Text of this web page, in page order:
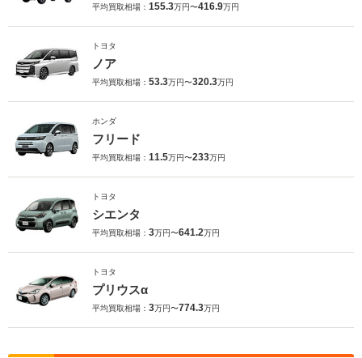
平均買取相場： 155.3万円〜416.9万円
トヨタ
ノア
平均買取相場： 53.3万円〜320.3万円
ホンダ
フリード
平均買取相場： 11.5万円〜233万円
トヨタ
シエンタ
平均買取相場： 3万円〜641.2万円
トヨタ
プリウスα
平均買取相場： 3万円〜774.3万円